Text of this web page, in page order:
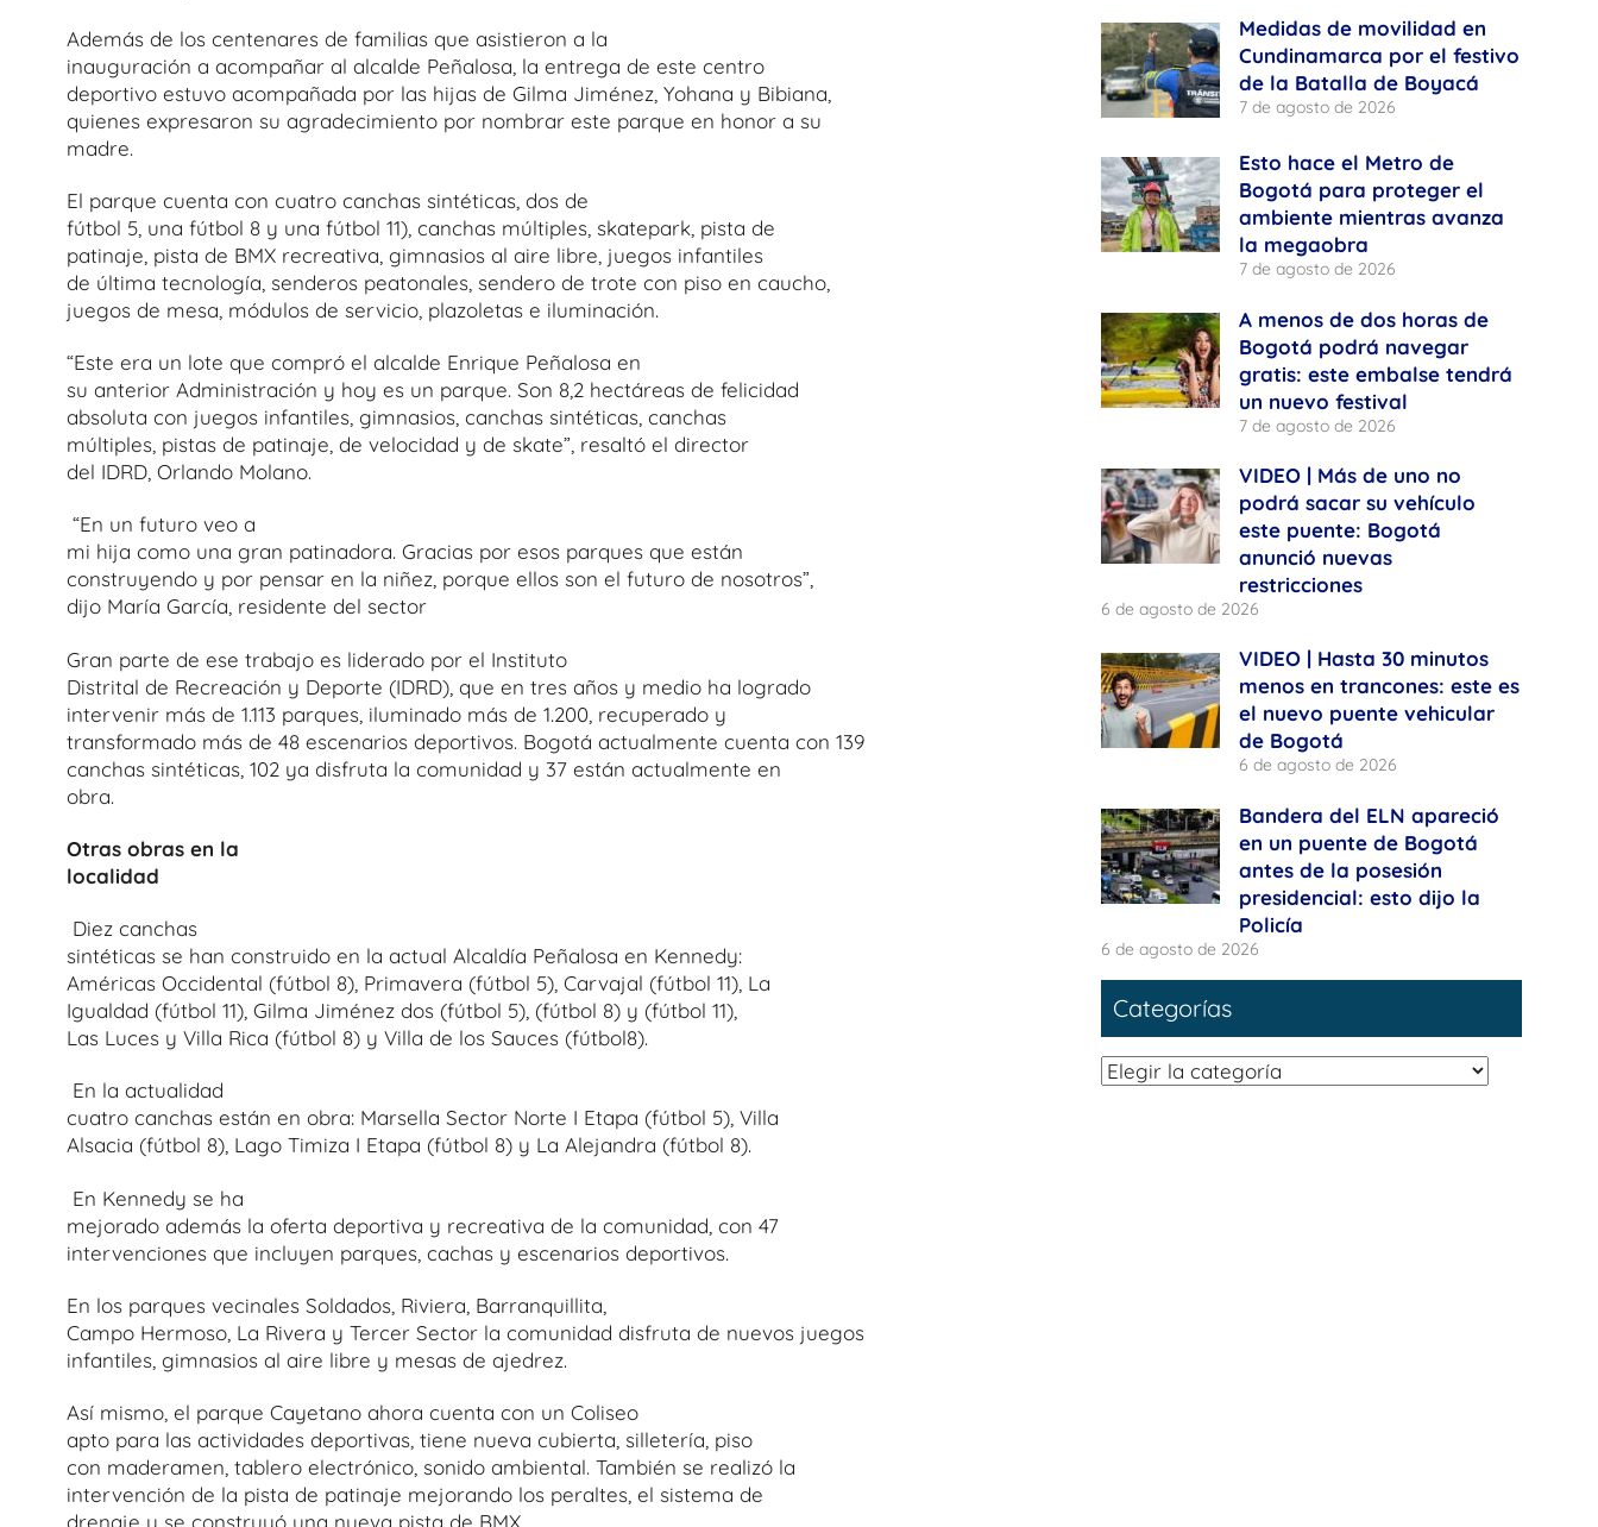
Además de los centenares de familias que asistieron a la
inauguración a acompañar al alcalde Peñalosa, la entrega de este centro
deportivo estuvo acompañada por las hijas de Gilma Jiménez, Yohana y Bibiana,
quienes expresaron su agradecimiento por nombrar este parque en honor a su
madre.
El parque cuenta con cuatro canchas sintéticas, dos de
fútbol 5, una fútbol 8 y una fútbol 11), canchas múltiples, skatepark, pista de
patinaje, pista de BMX recreativa, gimnasios al aire libre, juegos infantiles
de última tecnología, senderos peatonales, sendero de trote con piso en caucho,
juegos de mesa, módulos de servicio, plazoletas e iluminación.
“Este era un lote que compró el alcalde Enrique Peñalosa en
su anterior Administración y hoy es un parque. Son 8,2 hectáreas de felicidad
absoluta con juegos infantiles, gimnasios, canchas sintéticas, canchas
múltiples, pistas de patinaje, de velocidad y de skate”, resaltó el director
del IDRD, Orlando Molano.
“En un futuro veo a
mi hija como una gran patinadora. Gracias por esos parques que están
construyendo y por pensar en la niñez, porque ellos son el futuro de nosotros”,
dijo María García, residente del sector
Gran parte de ese trabajo es liderado por el Instituto
Distrital de Recreación y Deporte (IDRD), que en tres años y medio ha logrado
intervenir más de 1.113 parques, iluminado más de 1.200, recuperado y
transformado más de 48 escenarios deportivos. Bogotá actualmente cuenta con 139
canchas sintéticas, 102 ya disfruta la comunidad y 37 están actualmente en
obra.
Otras obras en la
localidad
Diez canchas
sintéticas se han construido en la actual Alcaldía Peñalosa en Kennedy:
Américas Occidental (fútbol 8), Primavera (fútbol 5), Carvajal (fútbol 11), La
Igualdad (fútbol 11), Gilma Jiménez dos (fútbol 5), (fútbol 8) y (fútbol 11),
Las Luces y Villa Rica (fútbol 8) y Villa de los Sauces (fútbol8).
En la actualidad
cuatro canchas están en obra: Marsella Sector Norte I Etapa (fútbol 5), Villa
Alsacia (fútbol 8), Lago Timiza I Etapa (fútbol 8) y La Alejandra (fútbol 8).
En Kennedy se ha
mejorado además la oferta deportiva y recreativa de la comunidad, con 47
intervenciones que incluyen parques, cachas y escenarios deportivos.
En los parques vecinales Soldados, Riviera, Barranquillita,
Campo Hermoso, La Rivera y Tercer Sector la comunidad disfruta de nuevos juegos
infantiles, gimnasios al aire libre y mesas de ajedrez.
Así mismo, el parque Cayetano ahora cuenta con un Coliseo
apto para las actividades deportivas, tiene nueva cubierta, silletería, piso
con maderamen, tablero electrónico, sonido ambiental. También se realizó la
intervención de la pista de patinaje mejorando los peraltes, el sistema de
drenaje y se construyó una nueva pista de BMX.
Medidas de movilidad en
Cundinamarca por el festivo
de la Batalla de Boyacá
7 de agosto de 2026
Esto hace el Metro de
Bogotá para proteger el
ambiente mientras avanza
la megaobra
7 de agosto de 2026
A menos de dos horas de
Bogotá podrá navegar
gratis: este embalse tendrá
un nuevo festival
7 de agosto de 2026
VIDEO | Más de uno no
podrá sacar su vehículo
este puente: Bogotá
anunció nuevas
restricciones
6 de agosto de 2026
VIDEO | Hasta 30 minutos
menos en trancones: este es
el nuevo puente vehicular
de Bogotá
6 de agosto de 2026
Bandera del ELN apareció
en un puente de Bogotá
antes de la posesión
presidencial: esto dijo la
Policía
6 de agosto de 2026
Categorías
Categorías